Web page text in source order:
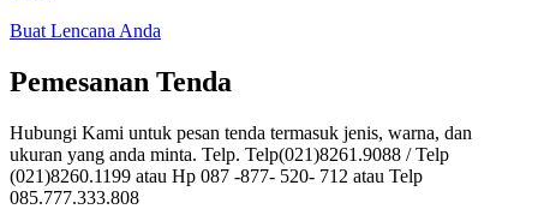
Buat Lencana Anda
Pemesanan Tenda
Hubungi Kami untuk pesan tenda termasuk jenis, warna, dan
ukuran yang anda minta. Telp. Telp(021)8261.9088 / Telp
(021)8260.1199 atau Hp 087 -877- 520- 712 atau Telp
085.777.333.808